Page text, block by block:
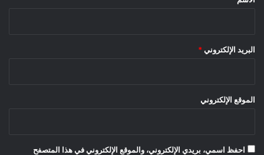
البريد الإلكتروني *
الموقع الإلكتروني
احفظ اسمي، بريدي الإلكتروني، والموقع الإلكتروني في هذا المتصفح